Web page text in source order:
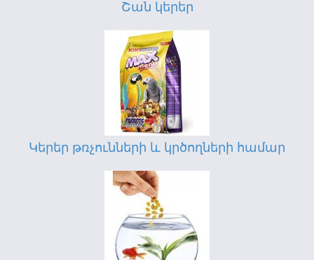
Շան կերեր
Կերեր թռչունների և կրծողների համար